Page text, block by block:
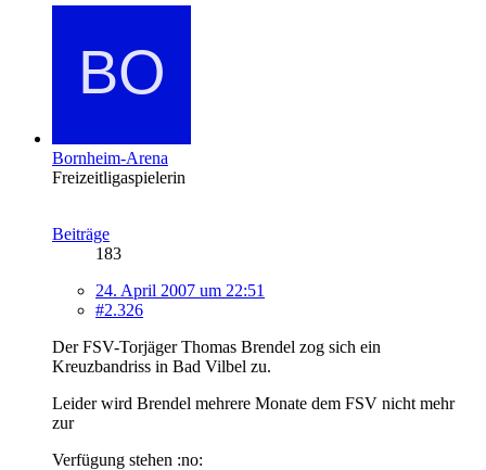
Bornheim-Arena
Freizeitligaspielerin
Beiträge
183
24. April 2007 um 22:51
#2.326
Der FSV-Torjäger Thomas Brendel zog sich ein
Kreuzbandriss in Bad Vilbel zu.
Leider wird Brendel mehrere Monate dem FSV nicht mehr
zur
Verfügung stehen :no: